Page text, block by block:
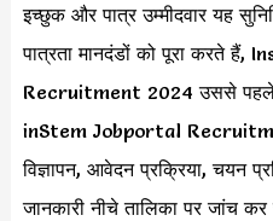
इच्छुक और पात्र उम्मीदवार यह
पात्रता मानदंडों को पूरा करते
Recruitment 2024 उससे
inStem Jobportal
विज्ञापन, आवेदन प्रक्रिया, चयन
जानकारी नीचे तालिका पर जांच